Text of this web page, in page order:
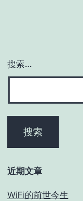
搜索…
近期文章
WiFi的前世今生